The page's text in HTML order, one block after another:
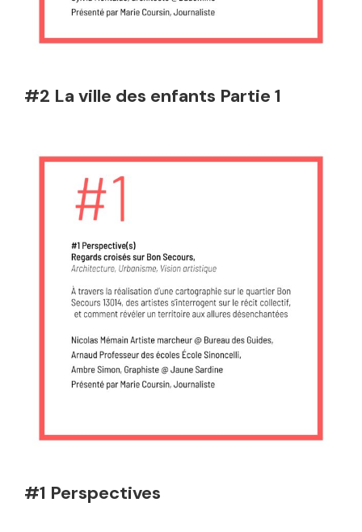
#2 La ville des enfants Partie 1
#1 Perspectives